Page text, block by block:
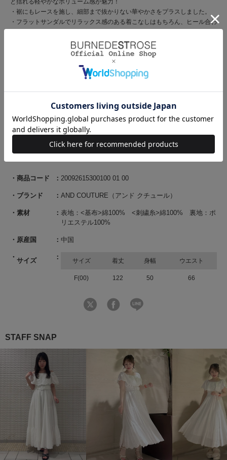
商品コード 20092615300100 01 00
ブランド AND COUTURE（アンド クチュール）
素材
表地：<基布>綿100% <刺繍糸>綿100% 裏地：ポ
リエステル100%
原産国 中国
サイズ サイズ 着丈 身幅 ウエスト
F(00) 122 50 66
STAFF SNAP
と揺れる軽やかなボリューム感が魅力！
・裾にもレースを施し、細部まで抜かりない華やかさをプラスしました。
・フラットサンダルでリラックス感のある着こなしはもちろん、ヒール合わ
・綿100%のナチュラルな風合いが魅力の生地を使用。
・裏地付きで透け感を気にせず安心してご着用いただけます。
・ご自宅でお手入れが出来るのも嬉しいポイント♪
【Care】